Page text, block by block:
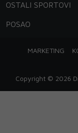
OSTALI SPORTOVI
POSAO
MARKETING
Copyright © 2026